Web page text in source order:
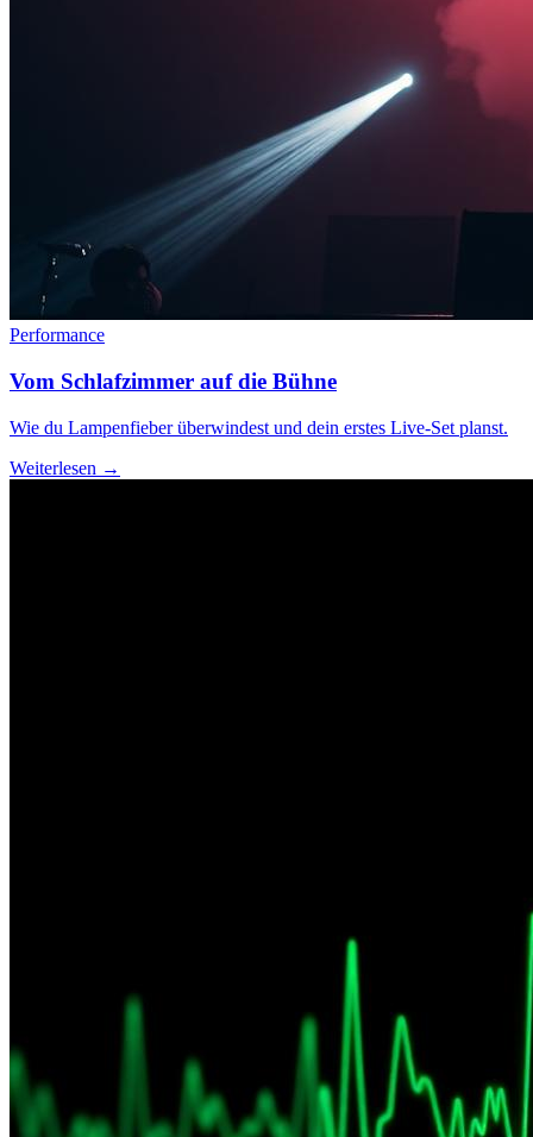
Performance
Vom Schlafzimmer auf die Bühne
Wie du Lampenfieber überwindest und dein erstes Live-Set planst.
Weiterlesen →